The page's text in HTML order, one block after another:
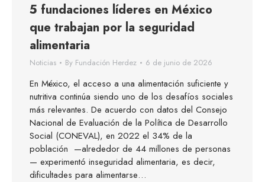
5 fundaciones líderes en México
que trabajan por la seguridad
alimentaria
Noticias By Fundación Herdez 6 de junio de 2026
En México, el acceso a una alimentación suficiente y
nutritiva continúa siendo uno de los desafíos sociales
más relevantes. De acuerdo con datos del Consejo
Nacional de Evaluación de la Política de Desarrollo
Social (CONEVAL), en 2022 el 34% de la
población —alrededor de 44 millones de personas
— experimentó inseguridad alimentaria, es decir,
dificultades para alimentarse…